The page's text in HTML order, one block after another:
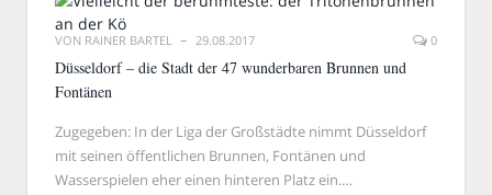
VON RAINER BARTEL 29.08.2017 0
Düsseldorf – die Stadt der 47 wunderbaren Brunnen und
Fontänen
Zugegeben: In der Liga der Großstädte nimmt Düsseldorf
mit seinen öffentlichen Brunnen, Fontänen und
Wasserspielen eher einen hinteren Platz ein.…